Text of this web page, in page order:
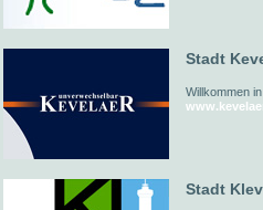
Stadt
Willkommen
Stadt